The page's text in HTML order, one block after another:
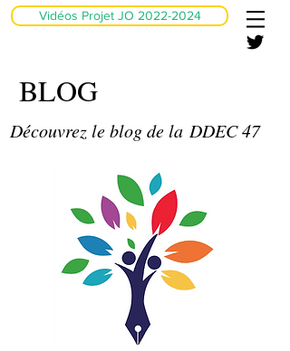
Vidéos Projet JO 2022-2024
BLOG
Découvrez le blog de la DDEC 47